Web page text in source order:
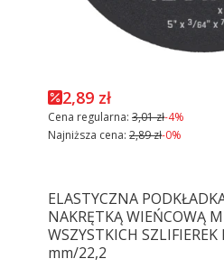
2,89 zł
Cena regularna: 3,01 zł-4%
Najniższa cena: 2,89 zł-0%
ELASTYCZNA
NAKRĘTKĄ WIEŃCOWĄ
WSZYSTKICH
mm/22,2